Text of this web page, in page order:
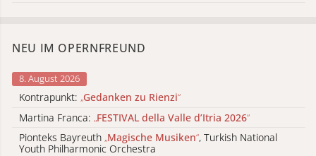
NEU IM OPERNFREUND
8. August 2026
Kontrapunkt: „Gedanken zu Rienzi“
Martina Franca: „FESTIVAL della Valle d’Itria 2026“
Pionteks Bayreuth „Magische Musiken“, Turkish National
Youth Philharmonic Orchestra